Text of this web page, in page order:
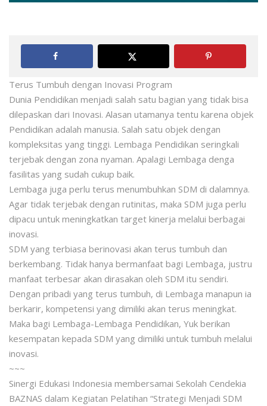
Terus Tumbuh dengan Inovasi Program
Dunia Pendidikan menjadi salah satu bagian yang tidak bisa
dilepaskan dari Inovasi. Alasan utamanya tentu karena objek
Pendidikan adalah manusia. Salah satu objek dengan
kompleksitas yang tinggi. Lembaga Pendidikan seringkali
terjebak dengan zona nyaman. Apalagi Lembaga denga
fasilitas yang sudah cukup baik.
Lembaga juga perlu terus menumbuhkan SDM di dalamnya.
Agar tidak terjebak dengan rutinitas, maka SDM juga perlu
dipacu untuk meningkatkan target kinerja melalui berbagai
inovasi.
SDM yang terbiasa berinovasi akan terus tumbuh dan
berkembang. Tidak hanya bermanfaat bagi Lembaga, justru
manfaat terbesar akan dirasakan oleh SDM itu sendiri.
Dengan pribadi yang terus tumbuh, di Lembaga manapun ia
berkarir, kompetensi yang dimiliki akan terus meningkat.
Maka bagi Lembaga-Lembaga Pendidikan, Yuk berikan
kesempatan kepada SDM yang dimiliki untuk tumbuh melalui
inovasi.
~~~
Sinergi Edukasi Indonesia membersamai Sekolah Cendekia
BAZNAS dalam Kegiatan Pelatihan “Strategi Menjadi SDM